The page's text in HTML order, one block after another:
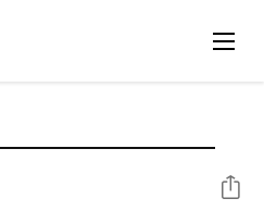
Share